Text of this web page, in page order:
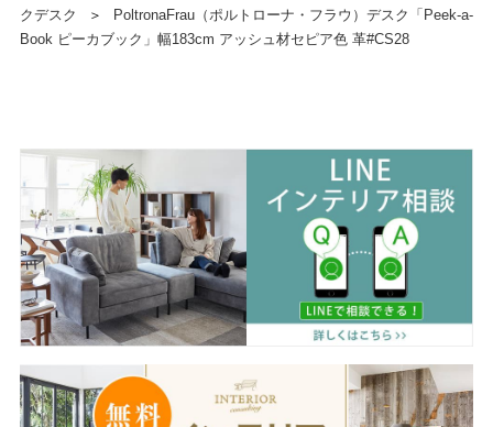
クデスク
＞
PoltronaFrau（ポルトローナ・フラウ）デスク「Peek-a-
Book ピーカブック」幅183cm アッシュ材セピア色 革#CS28